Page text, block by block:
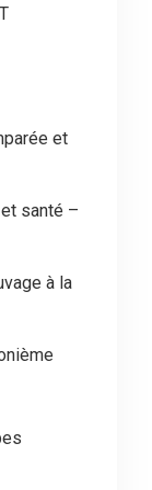
et
santé –
à la